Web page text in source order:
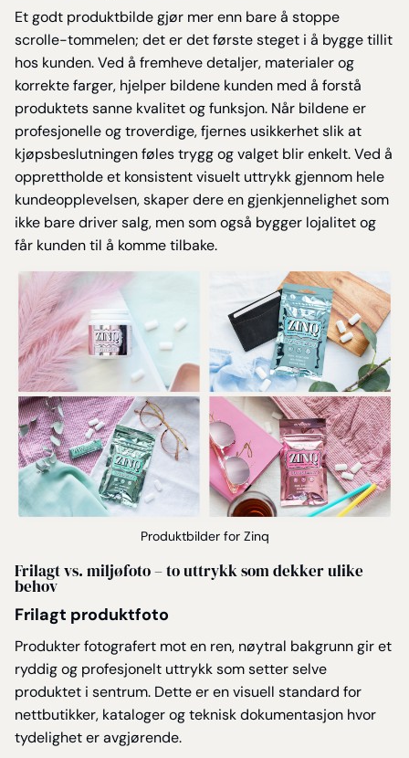
Et godt produktbilde gjør mer enn bare å stoppe
scrolle-tommelen; det er det første steget i å bygge tillit
hos kunden. Ved å fremheve detaljer, materialer og
korrekte farger, hjelper bildene kunden med å forstå
produktets sanne kvalitet og funksjon. Når bildene er
profesjonelle og troverdige, fjernes usikkerhet slik at
kjøpsbeslutningen føles trygg og valget blir enkelt. Ved å
opprettholde et konsistent visuelt uttrykk gjennom hele
kundeopplevelsen, skaper dere en gjenkjennelighet som
ikke bare driver salg, men som også bygger lojalitet og
får kunden til å komme tilbake.
Produktbilder for Zinq
Frilagt vs. miljøfoto – to uttrykk som dekker ulike
behov
Frilagt produktfoto
Produkter fotografert mot en ren, nøytral bakgrunn gir et
ryddig og profesjonelt uttrykk som setter selve
produktet i sentrum. Dette er en visuell standard for
nettbutikker, kataloger og teknisk dokumentasjon hvor
tydelighet er avgjørende.